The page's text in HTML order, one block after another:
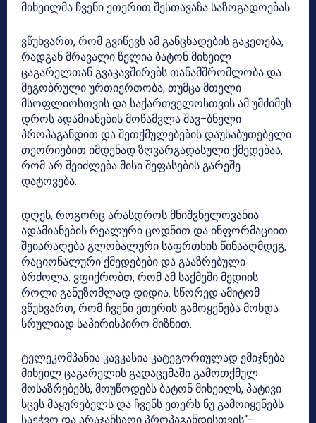
მიხეილმა ჩვენი ეთერით შესთავაზა საზოგადოებას.
ვწუხვართ, რომ გვიწევს ამ განცხადების გაკეთება,
რადგან მრავალი წელია ბატონ მიხეილ
ცაგარელთან გვაკავშირებს თანამშრომლობა და
მეგობრული ურთიერთობა, თუმცა მთელი
მსოფლიოსთვის და საქართველოსთვის ამ უმძიმეს
დროს ადამიანების მოწამვლა შავ–ბნელი
პროპაგანდით და შეთქმულებების დაუსაბუთებელი
თეორიებით იმდენად ზღვარგადასული ქმედებაა,
რომ არ შეიძლება მისი შეფასების გარეშე
დატოვება.
დღეს, როგორც არასდროს მნიშვნელოვანია
ადამიანების რეალური ცოდნით და ინფორმაციით
შეიარაღება გლობალური საფრთხის წინააღმდეგ,
რაციონალური ქმედებები და გააზრებული
ბრძოლა. ვფიქრობთ, რომ ამ საქმეში მედიის
როლი განუზომლად დიდია. სწორედ ამიტომ
ვწუხვართ, რომ ჩვენი ეთერის გამოყენება მოხდა
სრულიად საპირისპირო მიზნით.
ტელეკომპანია კავკასია კატეგორიულად ემიჯნება
მიხეილ ცაგარელის გადაცემაში გამოთქმულ
მოსაზრებებს, მოუწოდებს ბატონ მიხეილს, პატივი
სცეს მაყურებელს და ჩვენს ეთერს ნუ გამოიყენებს
საეჭვო და არაჯანსაღი პროპაგანდისთვის“–